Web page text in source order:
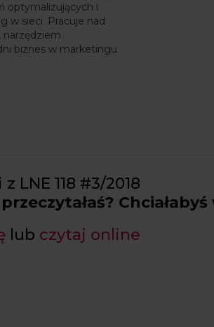
optymalizujących i
w sieci. Pracuje nad
biznes w marketingu
LNE 118 #3/2018
lub czytaj online